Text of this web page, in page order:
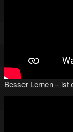
Besser Lernen – ist